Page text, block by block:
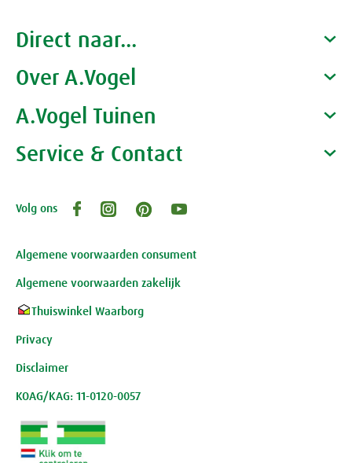
Direct naar...
Producten
Gezondheidscoaches
Over A.Vogel
Alfred Vogel
Waarom A.Vogel kiezen
A.Vogel Tuinen
Over A.Vogel tuinen
Openingstijden, route en adres
Service & Contact
Klantenservice webwinkel
Review-richtlijnen
Volg ons
Algemene voorwaarden consument
Algemene voorwaarden zakelijk
Thuiswinkel Waarborg
Privacy
Disclaimer
KOAG/KAG: 11-0120-0057